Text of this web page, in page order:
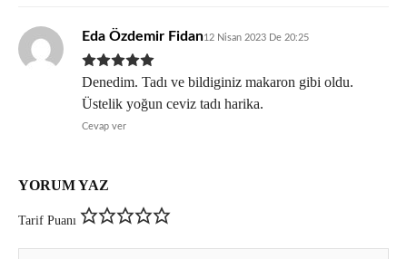
Eda Özdemir Fidan12 Nisan 2023 De 20:25
Denedim. Tadı ve bildiginiz makaron gibi oldu.
Üstelik yoğun ceviz tadı harika.
Cevap ver
YORUM YAZ
Tarif Puanı